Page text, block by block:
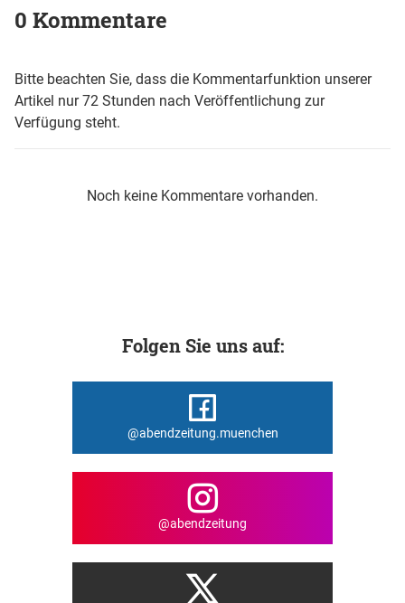
0 Kommentare
Bitte beachten Sie, dass die Kommentarfunktion unserer
Artikel nur 72 Stunden nach Veröffentlichung zur
Verfügung steht.
Noch keine Kommentare vorhanden.
Folgen Sie uns auf:
@abendzeitung.muenchen
@abendzeitung